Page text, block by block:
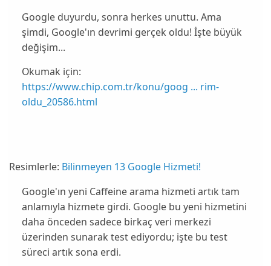
Google duyurdu, sonra herkes unuttu. Ama
şimdi, Google'ın devrimi gerçek oldu! İşte büyük
değişim...
Okumak için:
https://www.chip.com.tr/konu/goog ... rim-
oldu_20586.html
Resimlerle: Bilinmeyen 13 Google Hizmeti!
Google'ın yeni Caffeine arama hizmeti artık tam
anlamıyla hizmete girdi. Google bu yeni hizmetini
daha önceden sadece birkaç veri merkezi
üzerinden sunarak test ediyordu; işte bu test
süreci artık sona erdi.